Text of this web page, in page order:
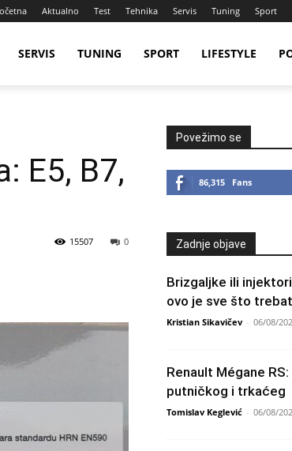
Aktualno Test Tehnika Servis Tuning Sport
SERVIS TUNING SPORT LIFESTYLE
E5, B7,
0
15507
Povežimo se
86,315 Fans
Zadnje objave
Brizgaljke ili
ovo je sve što
Kristian Sikavičev - 06/08/
Renault Mégane
putničkog i trkaćeg
Tomislav Keglević - 06/08/